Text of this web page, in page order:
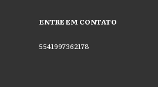
ENTRE EM CONTATO
5541997362178